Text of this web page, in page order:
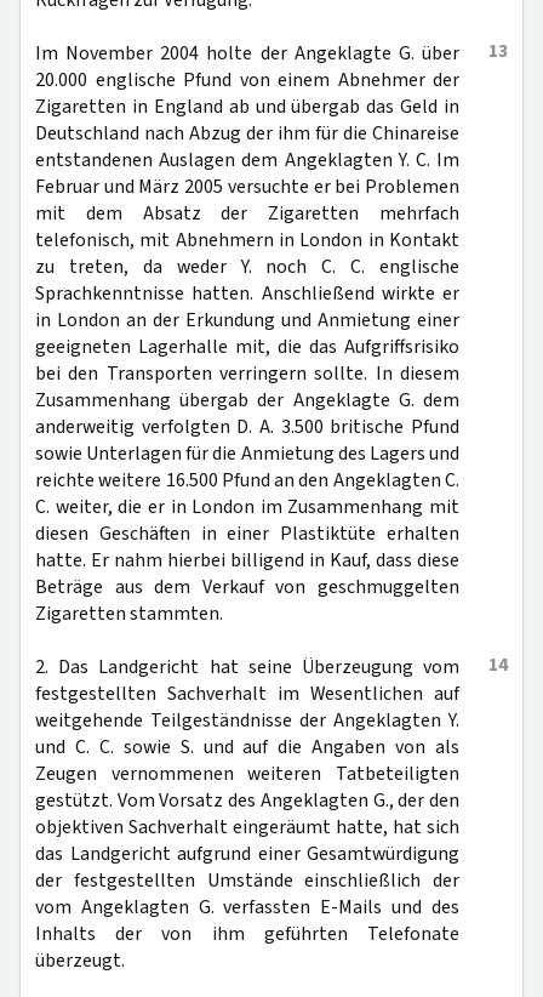
13
Im November 2004 holte der Angeklagte G. über
20.000 englische Pfund von einem Abnehmer der
Zigaretten in England ab und übergab das Geld in
Deutschland nach Abzug der ihm für die Chinareise
entstandenen Auslagen dem Angeklagten Y. C. Im
Februar und März 2005 versuchte er bei Problemen
mit dem Absatz der Zigaretten mehrfach
telefonisch, mit Abnehmern in London in Kontakt
zu treten, da weder Y. noch C. C. englische
Sprachkenntnisse hatten. Anschließend wirkte er
in London an der Erkundung und Anmietung einer
geeigneten Lagerhalle mit, die das Aufgriffsrisiko
bei den Transporten verringern sollte. In diesem
Zusammenhang übergab der Angeklagte G. dem
anderweitig verfolgten D. A. 3.500 britische Pfund
sowie Unterlagen für die Anmietung des Lagers und
reichte weitere 16.500 Pfund an den Angeklagten C.
C. weiter, die er in London im Zusammenhang mit
diesen Geschäften in einer Plastiktüte erhalten
hatte. Er nahm hierbei billigend in Kauf, dass diese
Beträge aus dem Verkauf von geschmuggelten
Zigaretten stammten.
14
2. Das Landgericht hat seine Überzeugung vom
festgestellten Sachverhalt im Wesentlichen auf
weitgehende Teilgeständnisse der Angeklagten Y.
und C. C. sowie S. und auf die Angaben von als
Zeugen vernommenen weiteren Tatbeteiligten
gestützt. Vom Vorsatz des Angeklagten G., der den
objektiven Sachverhalt eingeräumt hatte, hat sich
das Landgericht aufgrund einer Gesamtwürdigung
der festgestellten Umstände einschließlich der
vom Angeklagten G. verfassten E-Mails und des
Inhalts der von ihm geführten Telefonate
überzeugt.